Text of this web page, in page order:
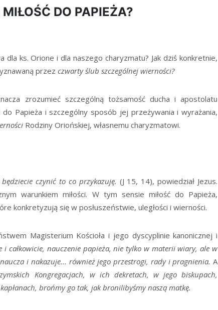
DO PAPIEŻA?
dla ks. Orione i dla naszego charyzmatu? Jak dziś konkretnie,
przez czwarty ślub szczególnej wierności?
zrozumieć szczególną tożsamość ducha i apostolatu
do Papieża i szczególny sposób jej przeżywania i wyrażania,
Rodziny Oriońskiej, własnemu charyzmatowi.
czynić to co przykazuję. (J 15, 14), powiedział Jezus.
warunkiem miłości. W tym sensie miłość do Papieża,
konkretyzują się w posłuszeństwie, uległości i wierności.
Magisterium Kościoła i jego dyscyplinie kanonicznej i
i całkowicie, nauczenie papieża, nie tylko w materii wiary, ale w
i nakazuje... również jego przestrogi, rady i pragnienia. A
Kongregacjach, w ich dekretach, w jego biskupach,
brońmy go tak, jak bronilibyśmy naszą matkę.